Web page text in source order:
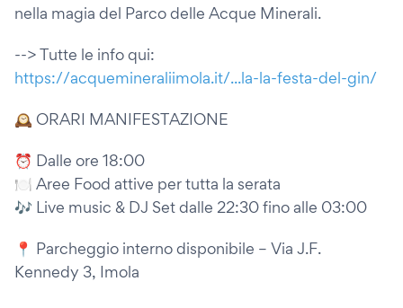
nella magia del Parco delle Acque Minerali.
--> Tutte le info qui:
https://acquemineraliimola.it/...la-la-festa-del-gin/
🕰 ORARI MANIFESTAZIONE
⏰ Dalle ore 18:00
🍽 Aree Food attive per tutta la serata
🎶 Live music & DJ Set dalle 22:30 fino alle 03:00
📍 Parcheggio interno disponibile – Via J.F.
Kennedy 3, Imola